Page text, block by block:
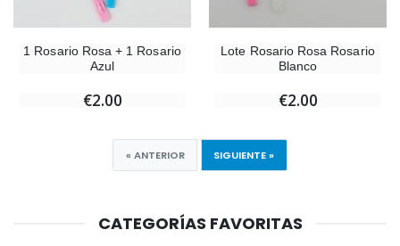
1 Rosario Rosa + 1 Rosario
Azul
€2.00
Lote Rosario Rosa Rosario
Blanco
€2.00
« ANTERIOR SIGUIENTE »
CATEGORÍAS FAVORITAS